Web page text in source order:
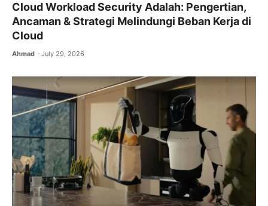
Cloud Workload Security Adalah: Pengertian,
Ancaman & Strategi Melindungi Beban Kerja di
Cloud
Ahmad July 29, 2026